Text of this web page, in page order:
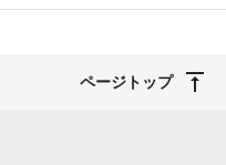
ページトップ